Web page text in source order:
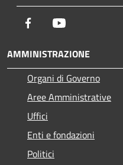
Facebook
AMMINISTRAZIONE
Organi di Governo
Aree Amministrative
Uffici
Enti e fondazioni
Politici